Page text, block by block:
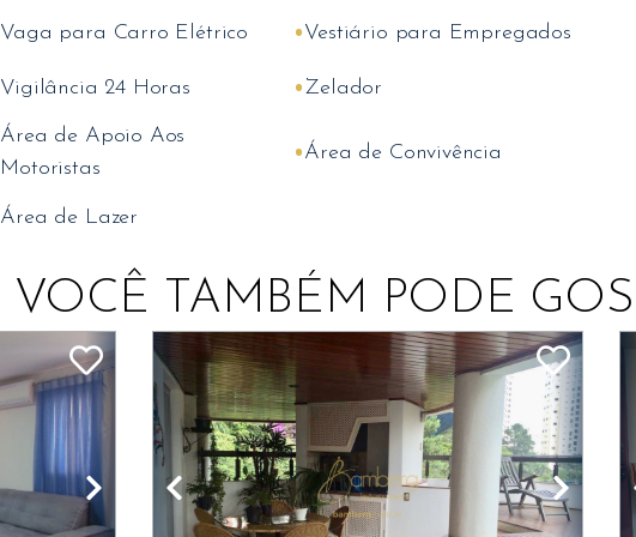
Vaga para Carro Elétrico •Vestiário para Empregados
Vigilância 24 Horas •Zelador
Área de Apoio Aos
Motoristas
•Área de Convivência
Área de Lazer
VOCÊ TAMBÉM PODE